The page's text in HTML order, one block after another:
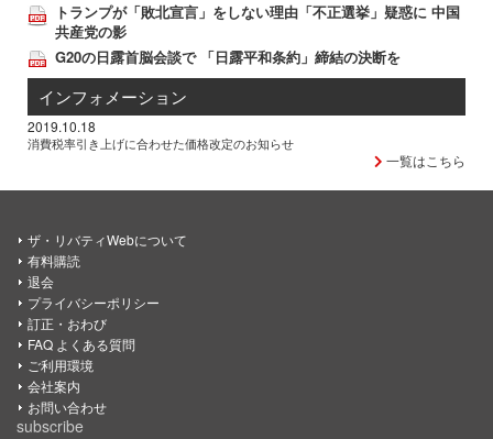
トランプが「敗北宣言」をしない理由「不正選挙」疑惑に 中国
共産党の影
G20の日露首脳会談で 「日露平和条約」締結の決断を
インフォメーション
2019.10.18
消費税率引き上げに合わせた価格改定のお知らせ
一覧はこちら
ザ・リバティWebについて
有料購読
退会
プライバシーポリシー
訂正・おわび
FAQ よくある質問
ご利用環境
会社案内
お問い合わせ
subscribe